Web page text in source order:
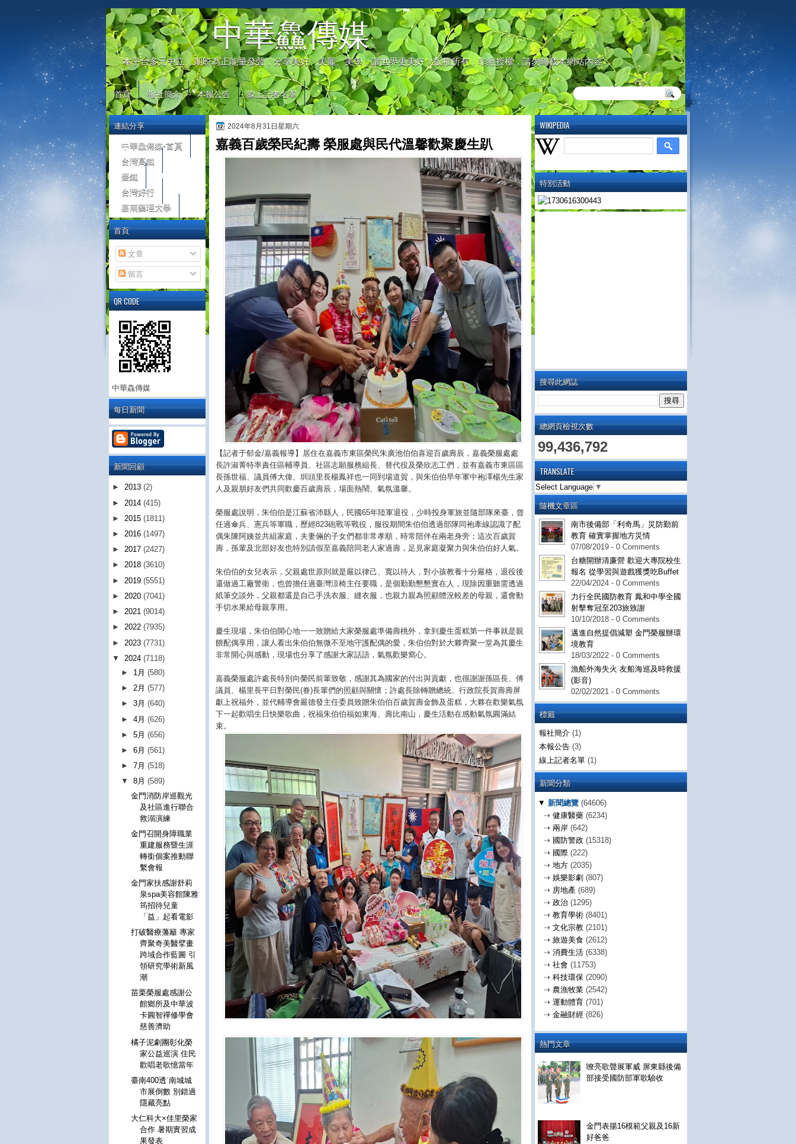
中華鱻傳媒
本平台多元中立，期盼為正能量發聲，分享美好、美麗、美學，讓世界更美好！版權所有，非經授權，請勿轉載本網站內容
首頁 報社簡介 本報公告 線上記者名單
WIKIPEDIA
特別活動
搜尋此網誌
總網頁檢視次數
99,436,792
TRANSLATE
Select Language ▼
隨機文章區
南市後備部「利奇馬」災防勤前
教育 確實掌握地方災情
07/08/2019 - 0 Comments
台糖開辦清廉營 歡迎大專院校生
報名 從學習與遊戲獲獎吃Buffet
22/04/2024 - 0 Comments
力行全民國防教育 鳳和中學全國
射擊奪冠至203旅致謝
10/10/2018 - 0 Comments
邁進自然提倡減塑 金門榮服辦環
境教育
18/03/2022 - 0 Comments
漁船外海失火 友船海巡及時救援
(影音)
02/02/2021 - 0 Comments
標籤
報社簡介 (1)
本報公告 (3)
線上記者名單 (1)
新聞分類
▼ 新聞總覽 (64606)
⇢ 健康醫藥 (6234)
⇢ 兩岸 (642)
⇢ 國防警政 (15318)
⇢ 國際 (222)
⇢ 地方 (2035)
⇢ 娛樂影劇 (807)
⇢ 房地產 (689)
⇢ 政治 (1295)
⇢ 教育學術 (8401)
⇢ 文化宗教 (2101)
⇢ 旅遊美食 (2612)
⇢ 消費生活 (6338)
⇢ 社會 (11753)
⇢ 科技環保 (2090)
⇢ 農漁牧業 (2542)
⇢ 運動體育 (701)
⇢ 金融財經 (826)
熱門文章
嘹亮歌聲展軍威 屏東縣後備
部接受國防部軍歌驗收
金門表揚16模範父親及16新
好爸爸
2024年8月31日星期六
嘉義百歲榮民紀壽 榮服處與民代溫馨歡聚慶生趴
【記者于郁金/嘉義報導】居住在嘉義市東區榮民朱廣池伯伯喜迎百歲壽辰，嘉義榮服處處
長許淑菁特率責任區輔導員、社區志願服務組長、替代役及榮欣志工們，並有嘉義市東區區
長孫世福、議員傅大偉、圳頭里長楊鳳祥也一同到場道賀，與朱伯伯早年軍中袍澤楊先生家
人及親朋好友們共同歡慶百歲壽辰，場面熱鬧、氣氛溫馨。
榮服處說明，朱伯伯是江蘇省沛縣人，民國65年陸軍退役，少時投身軍旅並隨部隊來臺，曾
任過傘兵、憲兵等軍職，歷經823砲戰等戰役，服役期間朱伯伯透過部隊同袍牽線認識了配
偶朱陳阿姨並共組家庭，夫妻倆的子女們都非常孝順，時常陪伴在兩老身旁；這次百歲賀
壽，孫輩及北部好友也特別請假至嘉義陪同老人家過壽，足見家庭凝聚力與朱伯伯好人氣。
朱伯伯的女兒表示，父親處世原則就是嚴以律己、寬以待人，對小孩教養十分嚴格，退役後
還做過工廠警衛，也曾擔任過臺灣涼椅主任要職，是個勤勤懇懇實在人，現除因重聽需透過
紙筆交談外，父親都還是自己手洗衣服、縫衣服，也親力親為照顧體況較差的母親，還會動
手切水果給母親享用。
慶生現場，朱伯伯開心地一一致贈給大家榮服處準備壽桃外，拿到慶生蛋糕第一件事就是親
餵配偶享用，讓人看出朱伯伯無微不至地守護配偶的愛，朱伯伯對於大夥齊聚一堂為其慶生
非常開心與感動，現場也分享了感謝大家話語，氣氛歡樂窩心。
嘉義榮服處許處長特別向榮民前輩致敬，感謝其為國家的付出與貢獻，也很謝謝孫區長、傅
議員、楊里長平日對榮民(眷)長輩們的照顧與關懷；許處長除轉贈總統、行政院長賀壽壽屏
獻上祝福外，並代輔導會嚴德發主任委員致贈朱伯伯百歲賀壽金飾及蛋糕，大夥在歡樂氣氛
下一起歡唱生日快樂歌曲，祝福朱伯伯福如東海、壽比南山，慶生活動在感動氣氛圓滿結
束。
連結分享
中華鱻傳媒-首頁
台灣高鐵
臺鐵
台灣好行
嘉南藥理大學
首頁
文章
留言
QR CODE
中華鱻傳媒
每日新聞
新聞回顧
► 2013 (2)
► 2014 (415)
► 2015 (1811)
► 2016 (1497)
► 2017 (2427)
► 2018 (3610)
► 2019 (5551)
► 2020 (7041)
► 2021 (9014)
► 2022 (7935)
► 2023 (7731)
▼ 2024 (7118)
► 1月(580)
►2月(577)
►3月(640)
►4月(626)
►5月(656)
►6月(561)
►7月(518)
▼8月(589)
金門消防岸巡觀光
及社區進行聯合
救溺演練
金門召開身障職業
重建服務暨生涯
轉銜個案推動聯
繫會報
金門家扶感謝舒莉
泉spa美容館陳雅
筠招待兒童
「益」起看電影
打破醫療藩籬 專家
齊聚奇美醫擘畫
跨域合作藍圖 引
領研究學術新風
潮
苗栗榮服處感謝公
館鄉所及中華波
卡圓智禪修學會
慈善濟助
橘子泥劇團彰化榮
家公益巡演 住民
歡唱老歌憶當年
臺南400透˙南城城
市展倒數 別錯過
隱藏亮點
大仁科大×佳里榮家
合作 暑期實習成
果發表